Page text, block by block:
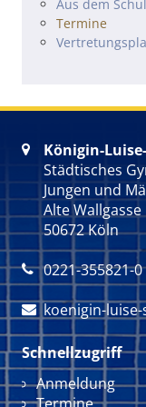
Navigation
Aus dem
Termine

Königin-
Städtisches
Jungen und
Alte Wallgasse
50672 Köln
 0221-355821-0
 koenigin-
Schnellzugriff
Navigation
Anmeldung